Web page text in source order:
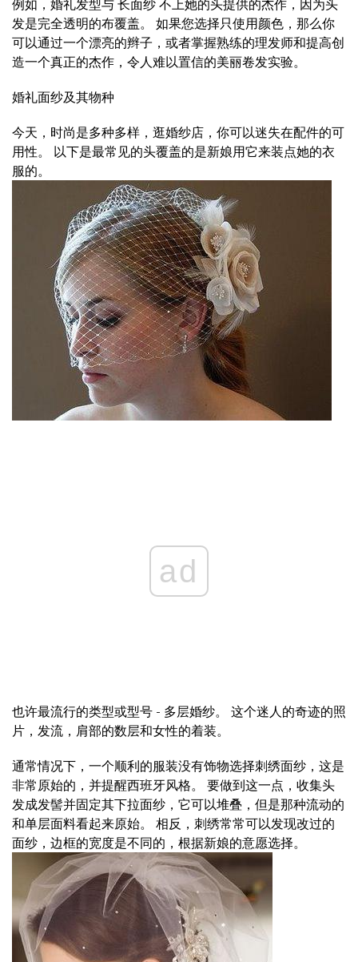
例如，婚礼发型与 长面纱 不上她的头提供的杰作，因为头
发是完全透明的布覆盖。 如果您选择只使用颜色，那么你
可以通过一个漂亮的辫子，或者掌握熟练的理发师和提高创
造一个真正的杰作，令人难以置信的美丽卷发实验。
婚礼面纱及其物种
今天，时尚是多种多样，逛婚纱店，你可以迷失在配件的可
用性。 以下是最常见的头覆盖的是新娘用它来装点她的衣
服的。
ad
也许最流行的类型或型号 - 多层婚纱。 这个迷人的奇迹的照
片，发流，肩部的数层和女性的着装。
通常情况下，一个顺利的服装没有饰物选择刺绣面纱，这是
非常原始的，并提醒西班牙风格。 要做到这一点，收集头
发成发髻并固定其下拉面纱，它可以堆叠，但是那种流动的
和单层面料看起来原始。 相反，刺绣常常可以发现改过的
面纱，边框的宽度是不同的，根据新娘的意愿选择。